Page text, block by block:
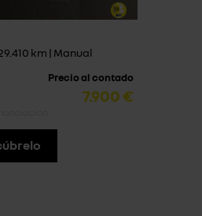
km | Manual
Precio al contado
7.900 €